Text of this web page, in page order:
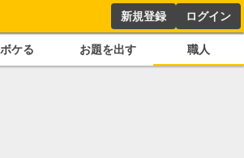
新規登録 ログイン
ボケる お題を出す 職人